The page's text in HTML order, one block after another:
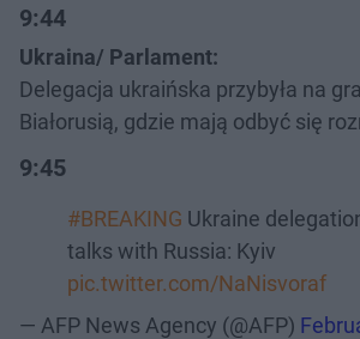
9:44
Ukraina/ Parlament:
Delegacja ukraińska przybyła na
Białorusią, gdzie mają odbyć się
9:45
#BREAKING Ukraine
talks with Russia: Kyiv
pic.twitter.com/NaNisvoraf
— AFP News Agency (@AFP)